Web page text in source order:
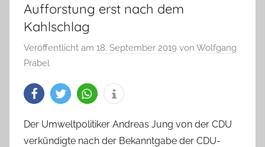
Aufforstung erst nach dem
Kahlschlag
Veröffentlicht am 18. September 2019 von Wolfgang
Prabel
Der Umweltpolitiker Andreas Jung von der CDU
verkündigte nach der Bekanntgabe der CDU-